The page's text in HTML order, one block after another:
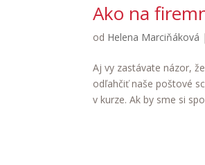
Ako na
od Helena Marciňáková
Aj vy zastávate názor,
odľahčiť naše poštové
v kurze. Ak by sme si